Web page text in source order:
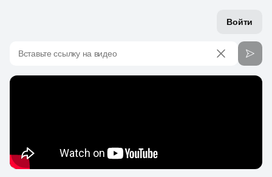
Войти
Вставьте ссылку на видео